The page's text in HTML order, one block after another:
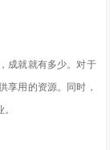
成就就有多少。对于
享用的资源。同时，